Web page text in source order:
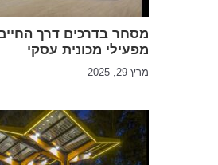
מסחר בדרכים דרך
מפעילי מכונית עסקי
מרץ 29, 2025